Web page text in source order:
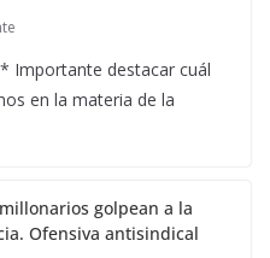
Importante destacar cuál
en la materia de la
golpean a la
Ofensiva antisindical